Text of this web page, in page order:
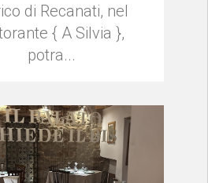
di Recanati, nel
{ A Silvia },
potra...